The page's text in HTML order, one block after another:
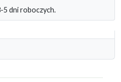
5 dni roboczych.